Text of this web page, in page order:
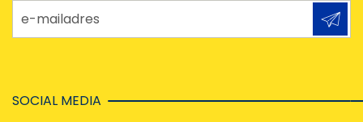
e-mailadres
SOCIAL MEDIA